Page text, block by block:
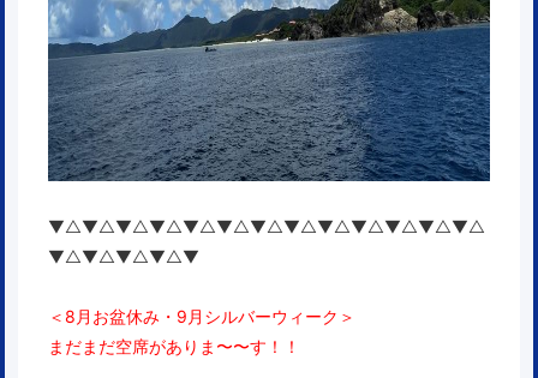
▼△▼△▼△▼△▼△▼△▼△▼△▼△▼△▼△▼△▼△
▼△▼△▼△▼△▼
＜8月お盆休み・9月シルバーウィーク＞
まだまだ空席がありま〜〜す！！